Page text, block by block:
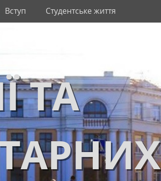
Вступ Студентське життя
ТА